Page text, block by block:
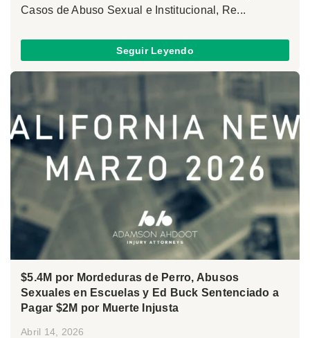
Casos de Abuso Sexual e Institucional, Re...
Seguir Leyendo
$5.4M por Mordeduras de Perro, Abusos
Sexuales en Escuelas y Ed Buck Sentenciado a
Pagar $2M por Muerte Injusta
Abril 14, 2026